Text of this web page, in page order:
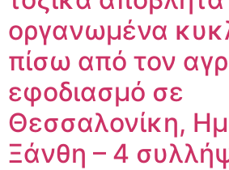
οργανωμένα
πίσω από τον
εφοδιασμό σε
Θεσσαλονίκη,
Ξάνθη – 4